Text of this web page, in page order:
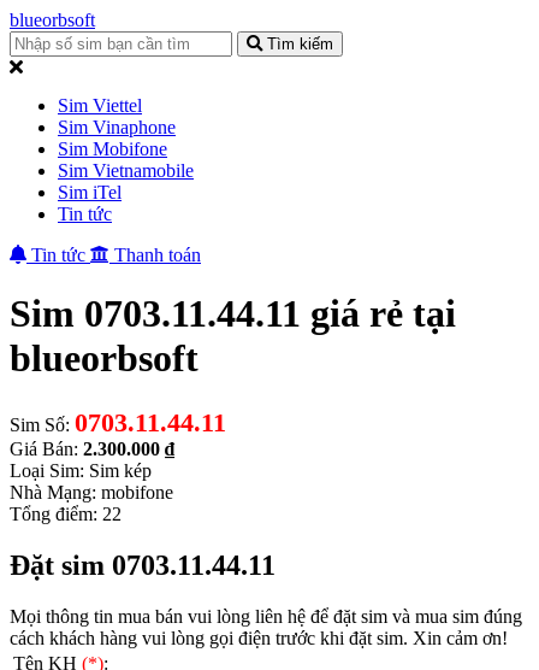
blueorbsoft
Tìm kiếm
Sim Viettel
Sim Vinaphone
Sim Mobifone
Sim Vietnamobile
Sim iTel
Tin tức
Tin tức
Thanh toán
Sim 0703.11.44.11 giá rẻ tại
blueorbsoft
Sim Số: 0703.11.44.11
Giá Bán: 2.300.000 ₫
Loại Sim: Sim kép
Nhà Mạng: mobifone
Tổng điểm: 22
Đặt sim 0703.11.44.11
Mọi thông tin mua bán vui lòng liên hệ để đặt sim và mua sim đúng
cách khách hàng vui lòng gọi điện trước khi đặt sim. Xin cảm ơn!
Tên KH (*):